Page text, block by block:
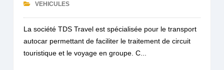
VEHICULES
La société TDS Travel est spécialisée pour le transport
autocar permettant de faciliter le traitement de circuit
touristique et le voyage en groupe. C...